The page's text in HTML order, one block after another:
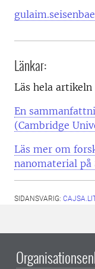
Länkar:
Läs hela artikeln
En
(Cambridge
Läs mer om
nanomaterial på
SIDANSVARIG: